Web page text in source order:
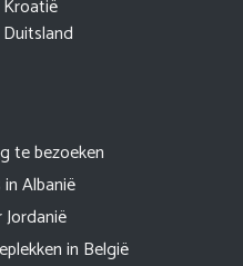
Kroatië
Duitsland
te bezoeken
Albanië
in België